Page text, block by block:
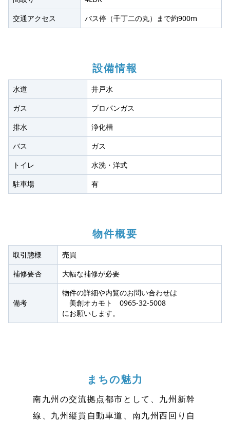
交通アクセス
バス停（千丁二の丸）まで約900m
設備情報
水道
井戸水
ガス
プロパンガス
排水
浄化槽
バス
ガス
トイレ
水洗・洋式
駐車場
有
物件概要
取引態様
売買
補修要否
大幅な補修が必要
備考
物件の詳細や内覧のお問い合わせは
美創オカモト 0965‐32‐5008
にお願いします。
まちの魅力
南九州の交流拠点都市として、九州新幹
線、九州縦貫自動車道、南九州西回り自